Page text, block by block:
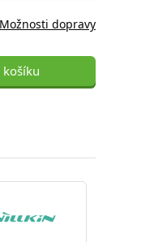
Možnosti dopravy
košíku